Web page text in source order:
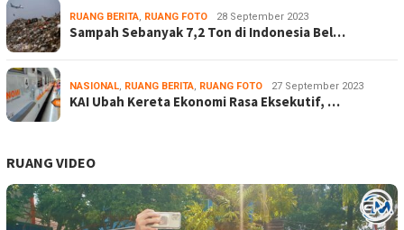
RUANG BERITA, RUANG FOTO 28 September 2023
Sampah Sebanyak 7,2 Ton di Indonesia Bel…
NASIONAL, RUANG BERITA, RUANG FOTO 27 September 2023
KAI Ubah Kereta Ekonomi Rasa Eksekutif, …
RUANG VIDEO